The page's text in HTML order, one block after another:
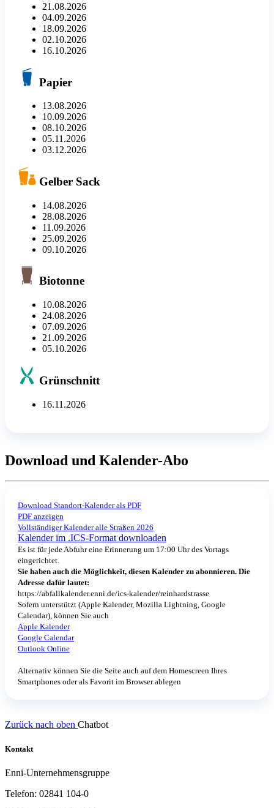
21.08.2026
04.09.2026
18.09.2026
02.10.2026
16.10.2026
Papier
13.08.2026
10.09.2026
08.10.2026
05.11.2026
03.12.2026
Gelber Sack
14.08.2026
28.08.2026
11.09.2026
25.09.2026
09.10.2026
Biotonne
10.08.2026
24.08.2026
07.09.2026
21.09.2026
05.10.2026
Grünschnitt
16.11.2026
Download und Kalender-Abo
Download Standort-Kalender als PDF
PDF anzeigen
Vollständiger Kalender alle Straßen 2026
Kalender im .ICS-Format downloaden
Es ist für jede Abfuhr eine Erinnerung um 17:00 Uhr des Vortags
eingerichtet.
Sie haben auch die Möglichkeit, diesen Kalender zu abonnieren. Die
Adresse dafür lautet:
https://abfallkalender.enni.de/ics-kalender/reinhardstrasse
Sofern unterstützt (Apple Kalender, Mozilla Lightning, Google
Calendar), können Sie auch
Apple Kalender
Google Calendar
Outlook Online
Alternativ können Sie die Seite auch auf dem Homescreen Ihres
Smartphones oder als Favorit im Browser ablegen
Zurück nach oben Chatbot
Kontakt
Enni-Unternehmensgruppe
Telefon: 02841 104-0